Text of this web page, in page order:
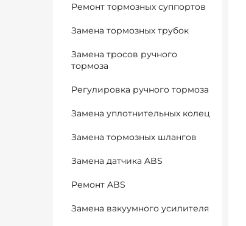
Ремонт тормозных суппортов
Замена тормозных трубок
Замена тросов ручного
тормоза
Регулировка ручного тормоза
Замена уплотнительных колец
Замена тормозных шлангов
Замена датчика ABS
Ремонт ABS
Замена вакуумного усилителя